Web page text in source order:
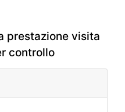
prestazione visita
controllo